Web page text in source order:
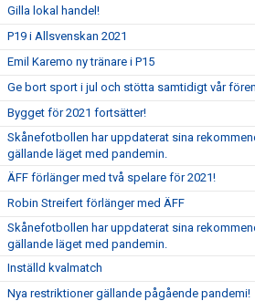
Gilla lokal handel!
P19 i Allsvenskan 2021
Emil Karemo ny tränare i P15
Ge bort sport i jul och stötta samtidigt vår
Bygget för 2021 fortsätter!
Skånefotbollen har uppdaterat sina
gällande läget med pandemin.
ÄFF förlänger med två spelare för 2021!
Robin Streifert förlänger med ÄFF
Skånefotbollen har uppdaterat sina
gällande läget med pandemin.
Inställd kvalmatch
Nya restriktioner gällande pågående pandemi!